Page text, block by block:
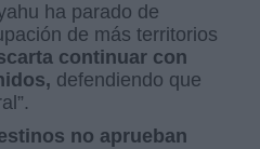
ha parado de
de más territorios
continuar con
defendiendo que
no aprueban